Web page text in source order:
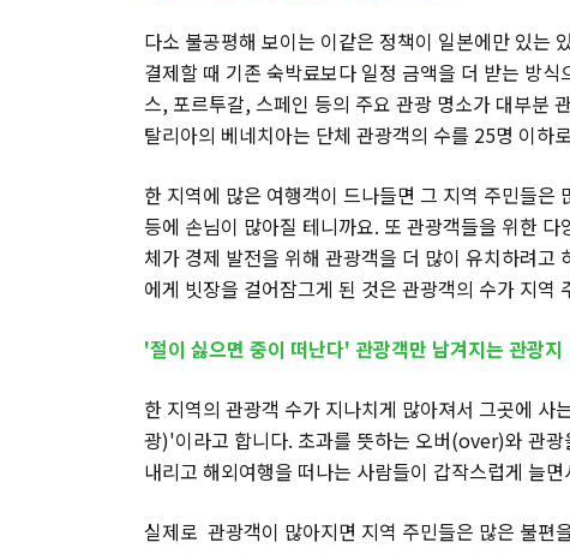
다소 불공평해 보이는 이같은 정책이 일본에만 있는
결제할 때 기존 숙박료보다 일정 금액을 더 받는 방
스, 포르투갈, 스페인 등의 주요 관광 명소가 대부분
탈리아의 베네치아는 단체 관광객의 수를 25명 이
한 지역에 많은 여행객이 드나들면 그 지역 주민들
등에 손님이 많아질 테니까요. 또 관광객들을 위한
체가 경제 발전을 위해 관광객을 더 많이 유치하려
에게 빗장을 걸어잠그게 된 것은 관광객의 수가 지
'절이 싫으면 중이 떠난다' 관광객만 남겨지는 관광지
한 지역의 관광객 수가 지나치게 많아져서 그곳에
광)'이라고 합니다. 초과를 뜻하는 오버(over)와 관
내리고 해외여행을 떠나는 사람들이 갑작스럽게 늘
실제로 관광객이 많아지면 지역 주민들은 많은 불편